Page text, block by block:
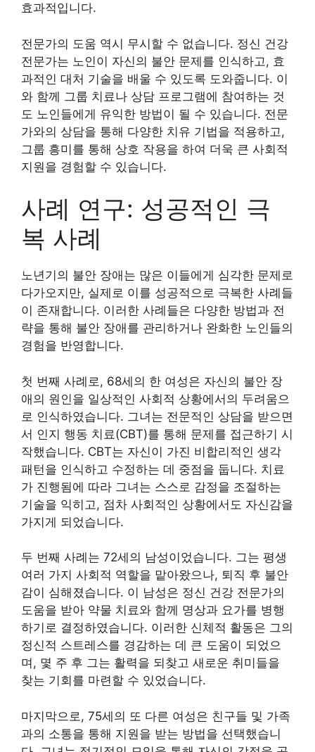
효과적입니다.
전문가의 도움 역시 무시할 수 없습니다. 정신 건강
전문가는 노인이 자신의 불안 문제를 인식하고, 효
과적인 대처 기술을 배울 수 있도록 도와줍니다. 이
와 함께 그룹 치료나 상담 프로그램에 참여하는 것
도 노인들에게 유익한 방법이 될 수 있습니다. 전문
가와의 상담을 통해 다양한 치유 기법을 적용하고,
그룹 흥미를 통해 상호 작용을 하여 더욱 큰 사회적
지원을 경험할 수 있습니다.
사례 연구: 성공적인 극
복 사례
노년기의 불안 장애는 많은 이들에게 심각한 문제로
다가오지만, 실제로 이를 성공적으로 극복한 사례들
이 존재합니다. 이러한 사례들은 다양한 방법과 전
략을 통해 불안 장애를 관리하거나 완화한 노인들의
경험을 반영합니다.
첫 번째 사례로, 68세의 한 여성은 자신의 불안 장
애의 원인을 일상적인 사회적 상황에서의 두려움으
로 인식하였습니다. 그녀는 전문적인 상담을 받으면
서 인지 행동 치료(CBT)를 통해 문제를 접근하기 시
작했습니다. CBT는 자신이 가진 비합리적인 생각
패턴을 인식하고 수정하는 데 중점을 둡니다. 치료
가 진행됨에 따라 그녀는 스스로 감정을 조절하는
기술을 익히고, 점차 사회적인 상황에서도 자신감을
가지게 되었습니다.
두 번째 사례는 72세의 남성이었습니다. 그는 평생
여러 가지 사회적 역할을 맡아왔으나, 퇴직 후 불안
감이 심해졌습니다. 이 남성은 정신 건강 전문가의
도움을 받아 약물 치료와 함께 명상과 요가를 병행
하기로 결정하였습니다. 이러한 신체적 활동은 그의
정신적 스트레스를 경감하는 데 큰 도움이 되었으
며, 몇 주 후 그는 활력을 되찾고 새로운 취미들을
찾는 기회를 마련할 수 있었습니다.
마지막으로, 75세의 또 다른 여성은 친구들 및 가족
과의 소통을 통해 지원을 받는 방법을 선택했습니